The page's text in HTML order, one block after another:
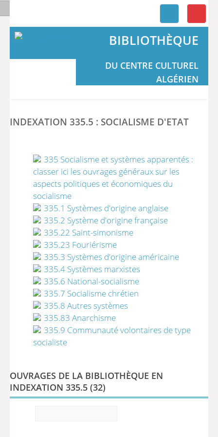
BIBLIOTHÈQUE
DU CENTRE CULTUREL
ALGÉRIEN
INDEXATION 335.5 : SOCIALISME D'ETAT
335 Socialisme et systèmes apparentés :
classer ici les ouvrages généraux sur les
aspects politiques et économiques du
socialisme
335.1 Systèmes d'origine anglaise
335.2 Système d'origine française
335.22 Saint-simonisme
335.23 Fouriérisme
335.3 Systèmes d'origine américaine
335.4 Systèmes marxistes
335.6 National-socialisme
335.7 Socialisme chrétien
335.8 Autres systèmes
335.83 Anarchisme
335.9 Communauté volontaires de type
socialiste
OUVRAGES DE LA BIBLIOTHÈQUE EN
INDEXATION 335.5 (32)